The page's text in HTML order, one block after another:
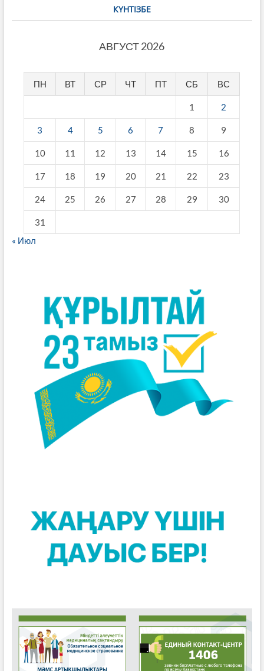
КҮНТІЗБЕ
АВГУСТ 2026
ПН ВТ СР ЧТ ПТ СБ ВС
1 2
3 4 5 6 7 8 9
10 11 12 13 14 15 16
17 18 19 20 21 22 23
24 25 26 27 28 29 30
31
« Июл